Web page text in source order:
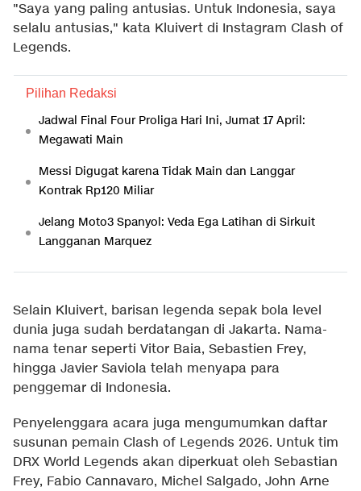
"Saya yang paling antusias. Untuk Indonesia, saya
selalu antusias," kata Kluivert di Instagram Clash of
Legends.
Pilihan Redaksi
Jadwal Final Four Proliga Hari Ini, Jumat 17 April:
Megawati Main
Messi Digugat karena Tidak Main dan Langgar
Kontrak Rp120 Miliar
Jelang Moto3 Spanyol: Veda Ega Latihan di Sirkuit
Langganan Marquez
Selain Kluivert, barisan legenda sepak bola level
dunia juga sudah berdatangan di Jakarta. Nama-
nama tenar seperti Vitor Baia, Sebastien Frey,
hingga Javier Saviola telah menyapa para
penggemar di Indonesia.
Penyelenggara acara juga mengumumkan daftar
susunan pemain Clash of Legends 2026. Untuk tim
DRX World Legends akan diperkuat oleh Sebastian
Frey, Fabio Cannavaro, Michel Salgado, John Arne